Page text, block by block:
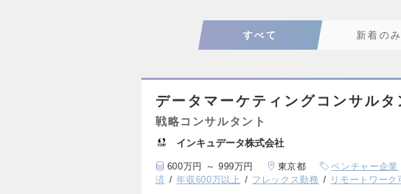
すべて 新着のみ
データマーケティングコンサルタ
戦略コンサルタント
インキュデータ株式会社
600万円 ～ 999万円 東京都 ベンチャー企業
済
年収600万以上 フレックス勤務 リモートワーク